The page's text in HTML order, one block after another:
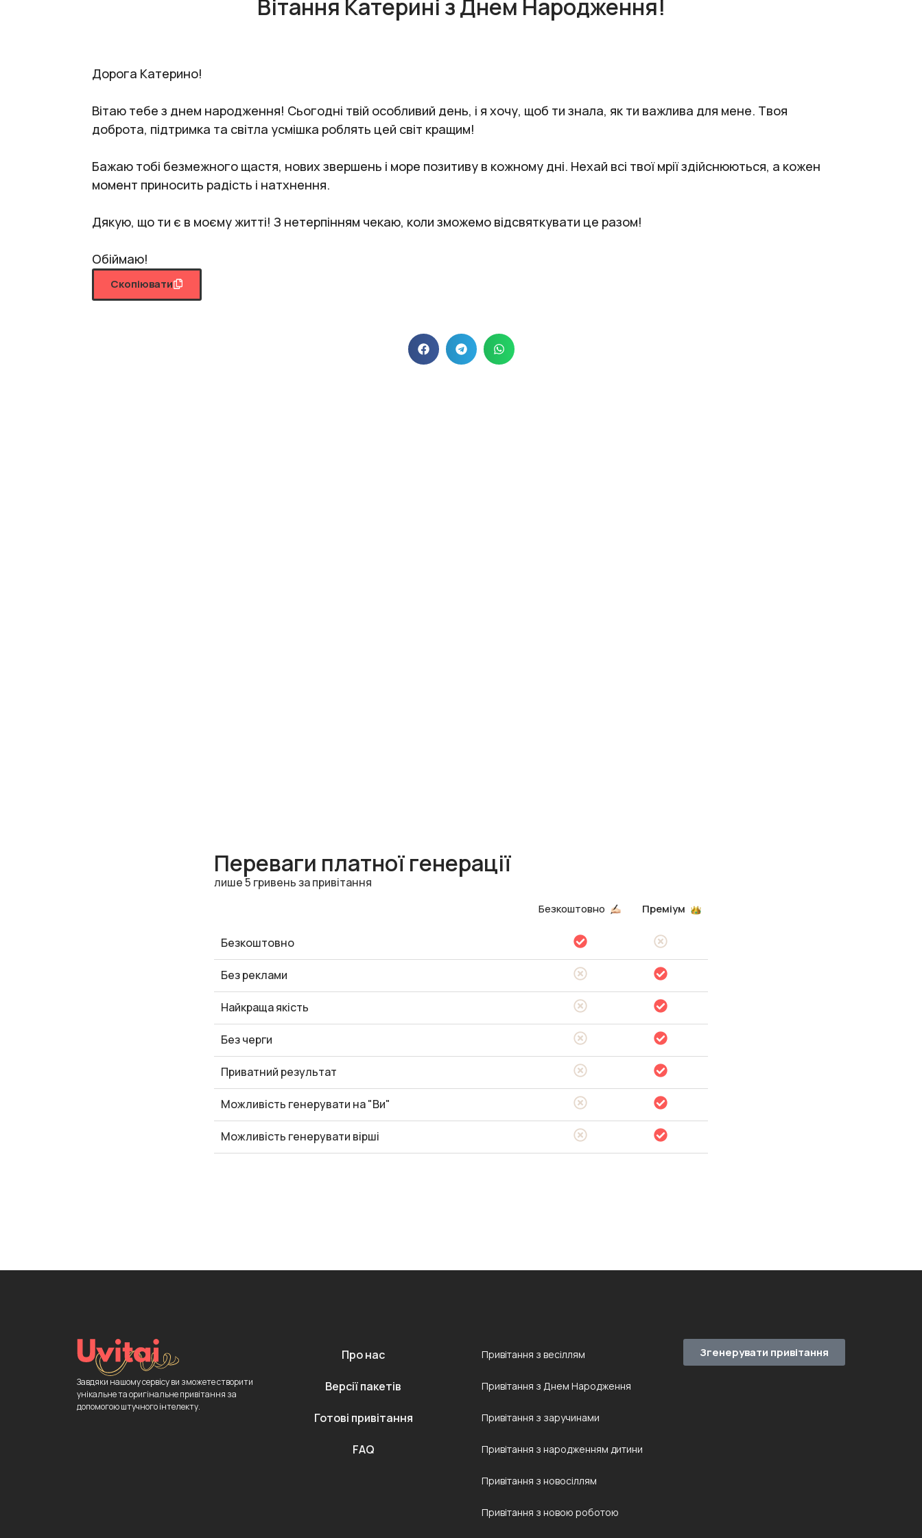
Вітання Катерині з Днем Народження!
Дорога Катерино!
Вітаю тебе з днем народження! Сьогодні твій особливий день, і я хочу, щоб ти знала, як ти важлива для мене. Твоя
доброта, підтримка та світла усмішка роблять цей світ кращим!
Бажаю тобі безмежного щастя, нових звершень і море позитиву в кожному дні. Нехай всі твої мрії здійснюються, а кожен
момент приносить радість і натхнення.
Дякую, що ти є в моєму житті! З нетерпінням чекаю, коли зможемо відсвяткувати це разом!
Обіймаю!
Скопіювати
Переваги платної генерації
лише 5 гривень за привітання
Безкоштовно Преміум
Безкоштовно
Без реклами
Найкраща якість
Без черги
Приватний результат
Можливість генерувати на "Ви"
Можливість генерувати вірші
Завдяки нашому сервісу ви зможете створити
унікальне та оригінальне привітання за
допомогою штучного інтелекту.
Про нас
Версії пакетів
Готові привітання
FAQ
Привітання з весіллям
Привітання з Днем Народження
Привітання з заручинами
Привітання з народженням дитини
Привітання з новосіллям
Привітання з новою роботою
Згенерувати привітання